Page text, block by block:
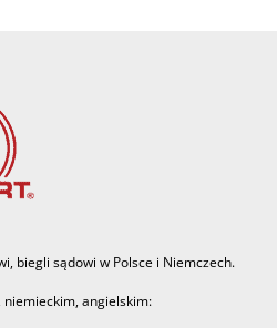
biegli sądowi w Polsce i Niemczech.
niemieckim, angielskim: